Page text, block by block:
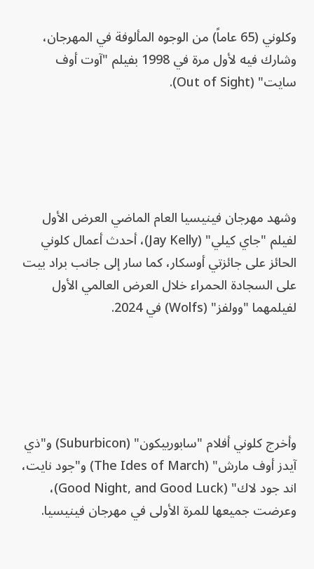
وكلوني (65 عاماً) من الوجوه المألوفة في المهرجان،
وشارك فيه لأول مرة في 1998 بفيلم "آوت أوف
سايت" (Out of Sight).
وشهد مهرجان فينيسيا العام الماضي العرض الأول
لفيلم "جاي كيلي" (Jay Kelly)، أحدث أعمال كلوني
الحائز على جائزتي أوسكار، كما سار إلى جانب براد بيت
على السجادة الحمراء خلال العرض العالمي الأول
لفيلمهما "وولفز" (Wolfs) في 2024.
وأخرج كلوني أفلام "سابوربيكون" (Suburbicon) و"ذي
آيدز أوف مارش" (The Ides of March) و"جود نايت،
اند جود لاك" (Good Night, and Good Luck)،
وعرضت جميعها للمرة الأولى في مهرجان فينيسيا.